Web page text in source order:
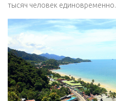
тысяч человек единовременно.